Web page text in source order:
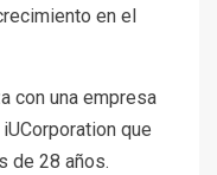
en el
con una empresa
que
de 28 años.